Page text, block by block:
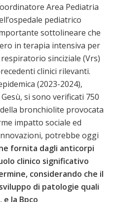
Area Pediatria
pediatrico
sottolineare che
in terapia intensiva per
sinciziale (Vrs)
clinici rilevanti.
(2023-2024),
si sono verificati 750
bronchiolite provocata
impatto sociale ed
potrebbe oggi
fornita dagli anticorpi
clinico significativo
considerando che il
di patologie quali
e la Bpco